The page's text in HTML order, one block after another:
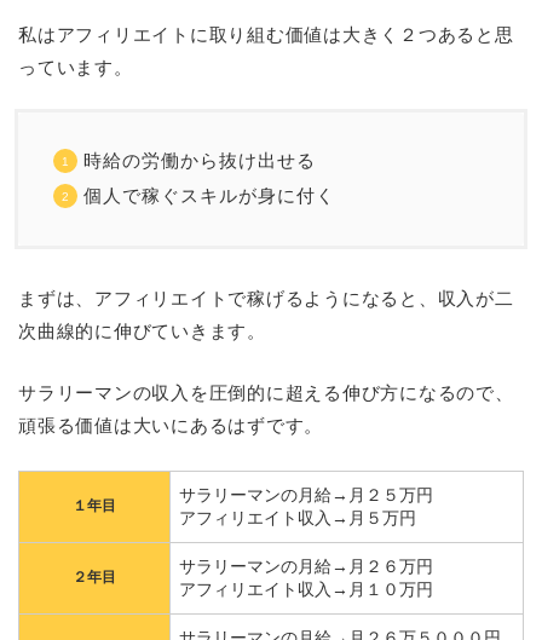
私はアフィリエイトに取り組む価値は大きく２つあると思
っています。
時給の労働から抜け出せる
個人で稼ぐスキルが身に付く
まずは、アフィリエイトで稼げるようになると、収入が二
次曲線的に伸びていきます。
サラリーマンの収入を圧倒的に超える伸び方になるので、
頑張る価値は大いにあるはずです。
１年目
サラリーマンの月給→月２５万円
アフィリエイト収入→月５万円
２年目
サラリーマンの月給→月２６万円
アフィリエイト収入→月１０万円